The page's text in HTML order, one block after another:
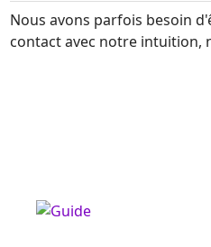
Nous avons parfois besoin
contact avec notre intuition,